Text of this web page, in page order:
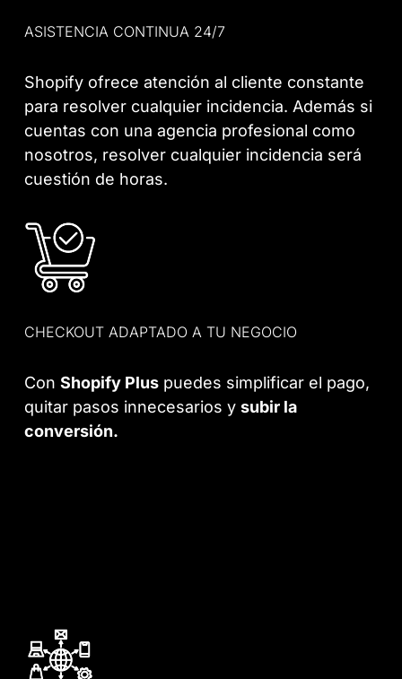
ASISTENCIA CONTINUA 24/7
Shopify ofrece atención al cliente constante
para resolver cualquier incidencia. Además si
cuentas con una agencia profesional como
nosotros, resolver cualquier incidencia será
cuestión de horas.
CHECKOUT ADAPTADO A TU NEGOCIO
ConShopify Plus puedes simplificar el pago,
quitar pasos innecesarios ysubir la
conversión.